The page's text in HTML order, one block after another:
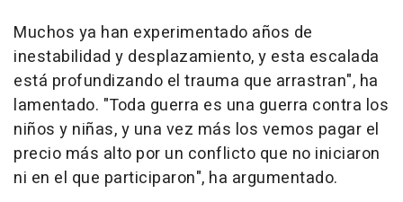
Muchos ya han experimentado años de
inestabilidad y desplazamiento, y esta escalada
está profundizando el trauma que arrastran", ha
lamentado. "Toda guerra es una guerra contra los
niños y niñas, y una vez más los vemos pagar el
precio más alto por un conflicto que no iniciaron
ni en el que participaron", ha argumentado.